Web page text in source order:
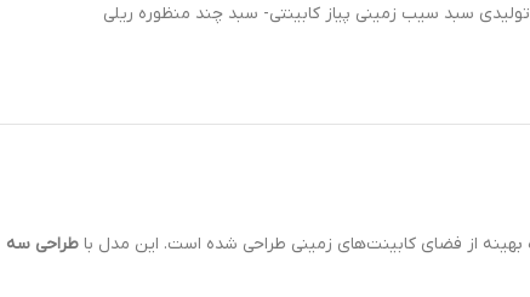
تولیدی سبد سیب زمینی پیاز کابینتی- سبد چند منظوره ریلی
طراحی سه